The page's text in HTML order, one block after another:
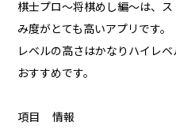
棋士プロ〜将棋めし編〜は、
み度がとても高いアプリです。
レベルの高さはかなりハイレ
おすすめです。
項目 情報